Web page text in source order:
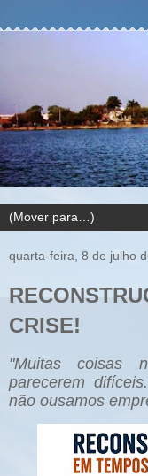
quarta-feira, 8 de julho
CRISE!
"Muitas coisas
parecerem
não ousamos